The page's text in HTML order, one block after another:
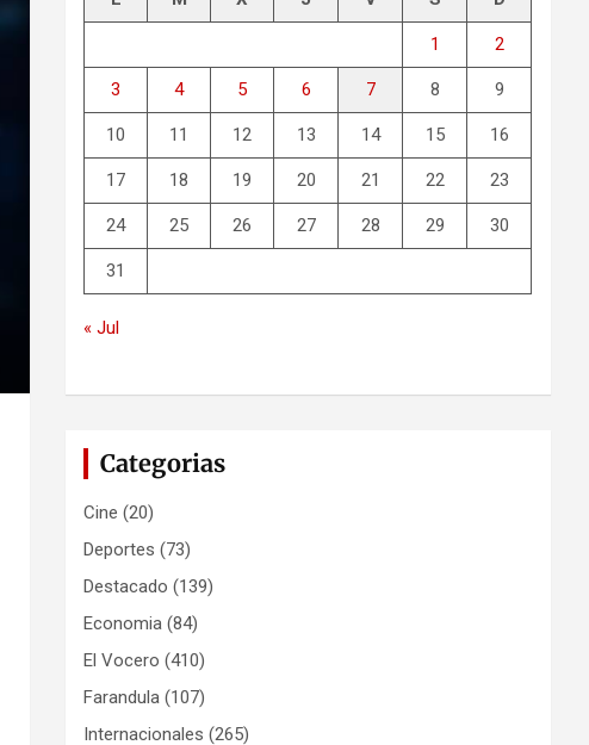
1 2
3 4 5 6 7 8 9
10 11 12 13 14 15 16
17 18 19 20 21 22 23
24 25 26 27 28 29 30
31
« Jul
Categorias
Cine (20)
Deportes (73)
Destacado (139)
Economia (84)
El Vocero (410)
Farandula (107)
Internacionales (265)